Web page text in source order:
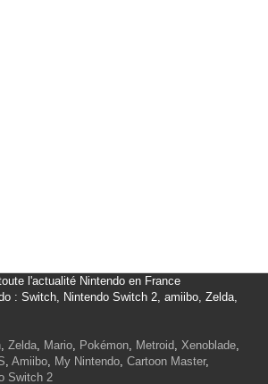
l'actualité Nintendo en France
: Switch, Nintendo Switch 2, amiibo, Zelda,
, Zelda, Mario, Pokémon, Metroid, Xenoblade,
, Amiibo, My Nintendo, Cartoon Master,
Switch 2